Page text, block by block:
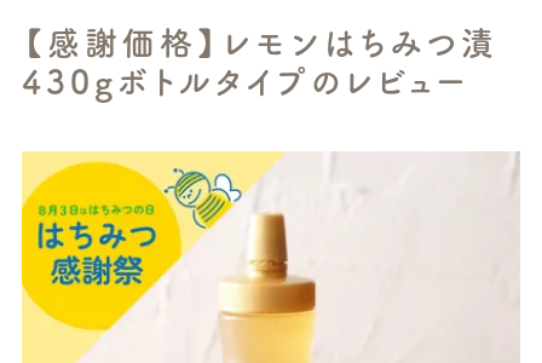
【感謝価格】レモンはちみつ漬
430gボトルタイプのレビュー